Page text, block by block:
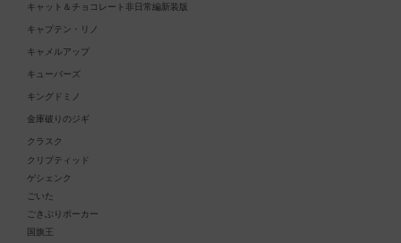
キャット＆チョコレート非日常編新装版
キャプテン・リノ
キャメルアップ
キューバーズ
キングドミノ
金庫破りのジギ
クラスク
クリプティッド
ゲシェンク
ごいた
ごきぶりポーカー
国旗王